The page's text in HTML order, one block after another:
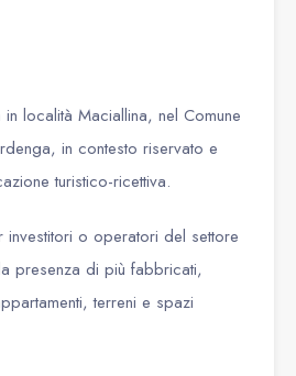
località Maciallina, nel Comune
in contesto riservato e
turistico-ricettiva.
investitori o operatori del settore
presenza di più fabbricati,
terreni e spazi